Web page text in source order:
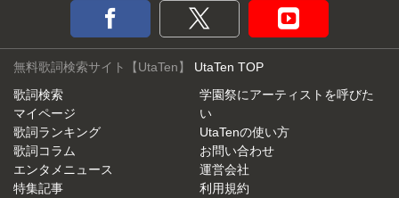
無料歌詞検索サイト【UtaTen】 UtaTen TOP
歌詞検索
マイページ
歌詞ランキング
歌詞コラム
エンタメニュース
特集記事
学園祭にアーティストを呼びた
い
UtaTenの使い方
お問い合わせ
運営会社
利用規約